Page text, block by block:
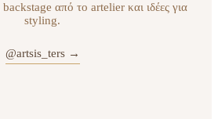
backstage από το artelier και ιδέες για
styling.
@artsis_ters →